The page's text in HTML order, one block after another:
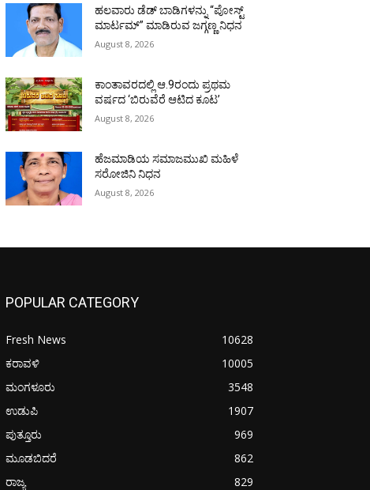
ಹಲವಾರು ಡೆಡ್ ಬಾಡಿಗಳನ್ನು “ಪೋಸ್ಟ್
ಮಾರ್ಟಮ್” ಮಾಡಿರುವ ಜಗ್ಗಣ್ಣ ನಿಧನ
August 8, 2026
ಕಾಂತಾವರದಲ್ಲಿ ಆ.9ರಂದು ಪ್ರಥಮ
ವರ್ಷದ ‘ಬಿರುವೆರೆ ಆಟಿದ ಕೂಟ’
August 8, 2026
ಹೆಜಮಾಡಿಯ ಸಮಾಜಮುಖಿ ಮಹಿಳೆ
ಸರೋಜಿನಿ ನಿಧನ
August 8, 2026
POPULAR CATEGORY
Fresh News
10628
ಕರಾವಳಿ
10005
ಮಂಗಳೂರು
3548
ಉಡುಪಿ
1907
ಪುತ್ತೂರು
969
ಮೂಡಬಿದರೆ
862
ರಾಜ್ಯ
829